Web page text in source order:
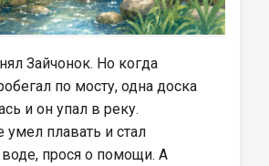
Зайчонок. Но когда
по мосту, одна доска
и он упал в реку.
умел плавать и стал
воде, прося о помощи. А